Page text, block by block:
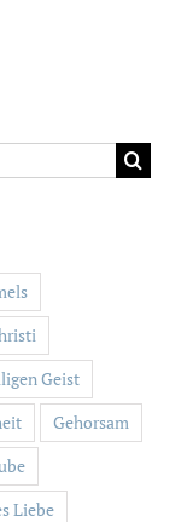
Geist
Gehorsam
Liebe